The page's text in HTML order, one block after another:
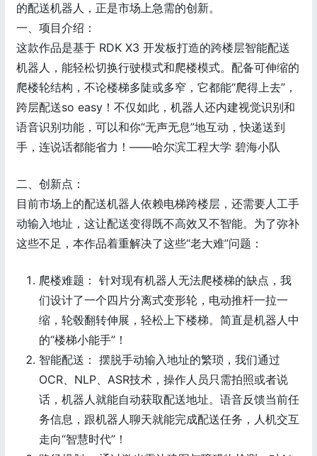
的配送机器人，正是市场上急需的创新。
一、项目介绍：
这款作品是基于 RDK X3 开发板打造的跨楼层智能配送
机器人，能轻松切换行驶模式和爬楼模式。配备可伸缩的
爬楼轮结构，不论楼梯多陡或多窄，它都能“爬得上去”，
跨层配送so easy！不仅如此，机器人还内建视觉识别和
语音识别功能，可以和你“无声无息”地互动，快递送到
手，连说话都能省力！——哈尔滨工程大学 碧海小队
二、创新点：
目前市场上的配送机器人依赖电梯跨楼层，还需要人工手
动输入地址，这让配送变得既不高效又不智能。为了弥补
这些不足，本作品着重解决了这些“老大难”问题：
爬楼难题： 针对现有机器人无法爬楼梯的缺点，我
们设计了一个四片分离式变形轮，电动推杆一拉一
缩，轮毂翻转伸展，轻松上下楼梯。简直是机器人中
的“楼梯小能手”！
智能配送： 摆脱手动输入地址的繁琐，我们通过
OCR、NLP、ASR技术，操作人员只需拍照或者说
话，机器人就能自动获取配送地址。语音反馈当前任
务信息，跟机器人聊天就能完成配送任务，人机交互
走向“智慧时代”！